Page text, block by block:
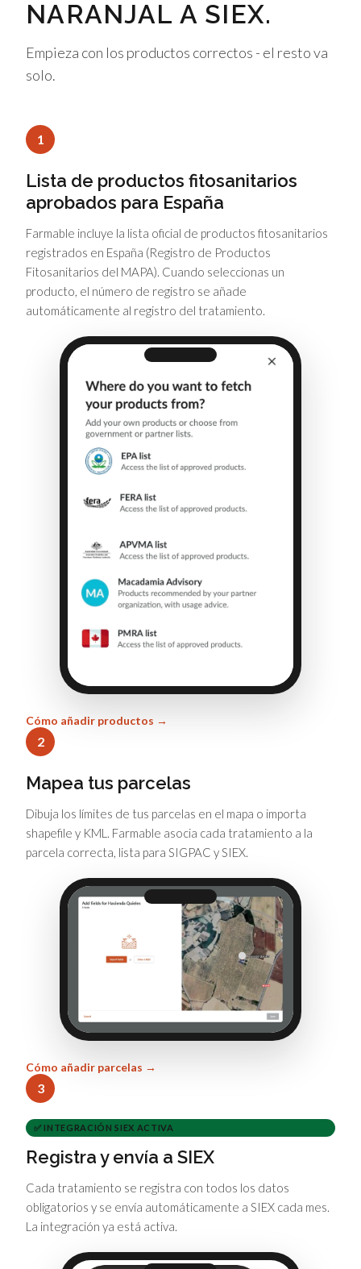
NARANJAL A SIEX.
Empieza con los productos correctos - el resto va
solo.
1
Lista de productos fitosanitarios
aprobados para España
Farmable incluye la lista oficial de productos fitosanitarios
registrados en España (Registro de Productos
Fitosanitarios del MAPA). Cuando seleccionas un
producto, el número de registro se añade
automáticamente al registro del tratamiento.
Cómo añadir productos →
2
Mapea tus parcelas
Dibuja los límites de tus parcelas en el mapa o importa
shapefile y KML. Farmable asocia cada tratamiento a la
parcela correcta, lista para SIGPAC y SIEX.
Cómo añadir parcelas →
3
✅ INTEGRACIÓN SIEX ACTIVA
Registra y envía a SIEX
Cada tratamiento se registra con todos los datos
obligatorios y se envía automáticamente a SIEX cada mes.
La integración ya está activa.